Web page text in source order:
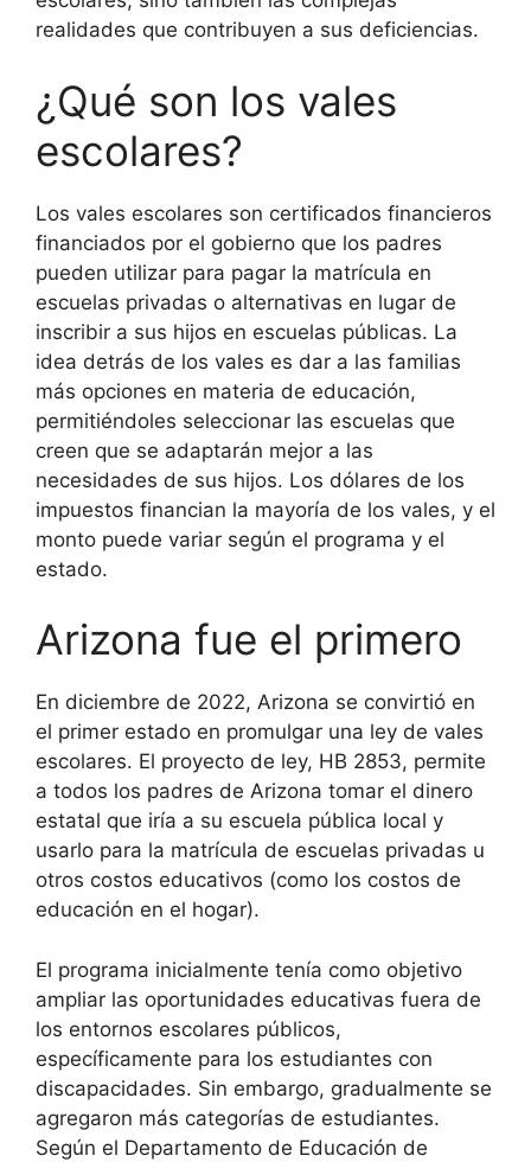
realidades que contribuyen a sus deficiencias.
¿Qué son los vales
escolares?
Los vales escolares son certificados financieros
financiados por el gobierno que los padres
pueden utilizar para pagar la matrícula en
escuelas privadas o alternativas en lugar de
inscribir a sus hijos en escuelas públicas. La
idea detrás de los vales es dar a las familias
más opciones en materia de educación,
permitiéndoles seleccionar las escuelas que
creen que se adaptarán mejor a las
necesidades de sus hijos. Los dólares de los
impuestos financian la mayoría de los vales, y el
monto puede variar según el programa y el
estado.
Arizona fue el primero
En diciembre de 2022, Arizona se convirtió en
el primer estado en promulgar una ley de vales
escolares. El proyecto de ley, HB 2853, permite
a todos los padres de Arizona tomar el dinero
estatal que iría a su escuela pública local y
usarlo para la matrícula de escuelas privadas u
otros costos educativos (como los costos de
educación en el hogar).
El programa inicialmente tenía como objetivo
ampliar las oportunidades educativas fuera de
los entornos escolares públicos,
específicamente para los estudiantes con
discapacidades. Sin embargo, gradualmente se
agregaron más categorías de estudiantes.
Según el Departamento de Educación de